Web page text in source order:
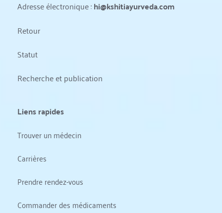
Adresse électronique : hi@kshitiayurveda.com
Retour
Statut
Recherche et publication
Liens rapides
Trouver un médecin
Carrières
Prendre rendez-vous
Commander des médicaments